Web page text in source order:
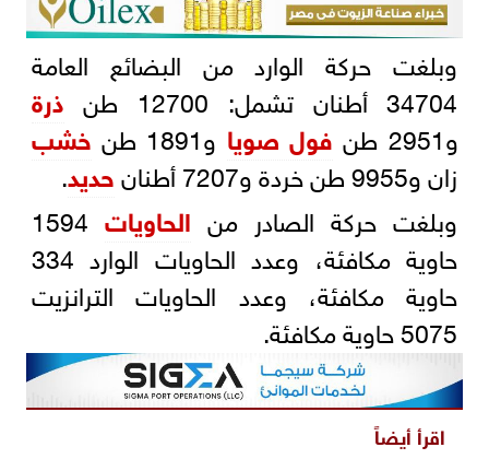
وبلغت حركة الوارد من البضائع العامة
34704 أطنان تشمل: 12700 طن
ذرة
و2951 طن فول صويا و1891 طن خشب
زان و9955 طن خردة و7207 أطنان حديد.
وبلغت حركة الصادر من الحاويات 1594
حاوية مكافئة، وعدد الحاويات الوارد 334
حاوية مكافئة، وعدد الحاويات الترانزيت
5075 حاوية مكافئة.
اقرأ أيضاً